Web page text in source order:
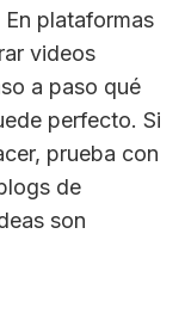
plataformas
videos
a paso qué
perfecto. Si
prueba con
de
son